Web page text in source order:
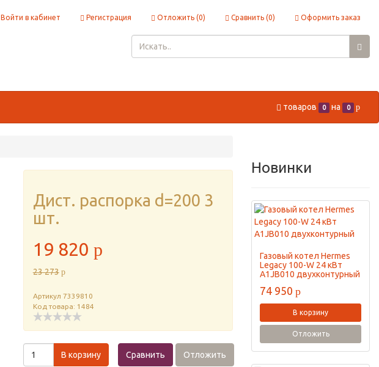
Войти в кабинет Регистрация Отложить (0) Сравнить (0) Оформить заказ
товаров 0 на 0 p
Дист. распорка d=200 3
шт.
19 820 p
23 273 p
Артикул 7339810
Код товара: 1484
В корзину Сравнить Отложить
Новинки
Газовый котел Hermes
Legacy 100-W 24 кВт
A1JB010 двухконтурный
74 950 p
В корзину
Отложить